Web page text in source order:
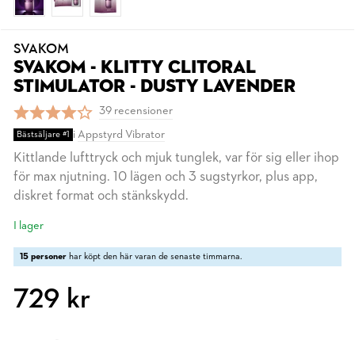
SVAKOM
SVAKOM - KLITTY CLITORAL
STIMULATOR - DUSTY LAVENDER
39 recensioner
Bästsäljare #1 i Appstyrd Vibrator
Kittlande lufttryck och mjuk tunglek, var för sig eller ihop
för max njutning. 10 lägen och 3 sugstyrkor, plus app,
diskret format och stänkskydd.
I lager
15 personer har köpt den här varan de senaste timmarna.
729 kr